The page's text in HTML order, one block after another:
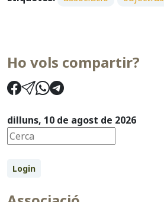
Ho vols compartir?
dilluns, 10 de agost de 2026
Login